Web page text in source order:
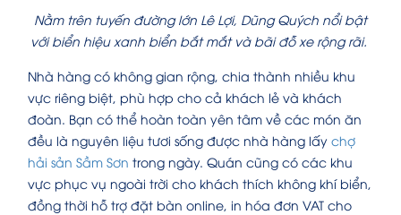
Nằm trên tuyến đường lớn Lê Lợi, Dũng Quých nổi bật
với biển hiệu xanh biển bắt mắt và bãi đỗ xe rộng rãi.
Nhà hàng có không gian rộng, chia thành nhiều khu
vực riêng biệt, phù hợp cho cả khách lẻ và khách
đoàn. Bạn có thể hoàn toàn yên tâm về các món ăn
đều là nguyên liệu tươi sống được nhà hàng lấy chợ
hải sản Sầm Sơn trong ngày. Quán cũng có các khu
vực phục vụ ngoài trời cho khách thích không khí biển,
đồng thời hỗ trợ đặt bàn online, in hóa đơn VAT cho